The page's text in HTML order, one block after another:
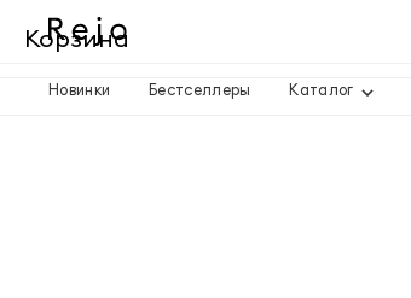
Новинки Бестселлеры Каталог
Корзина